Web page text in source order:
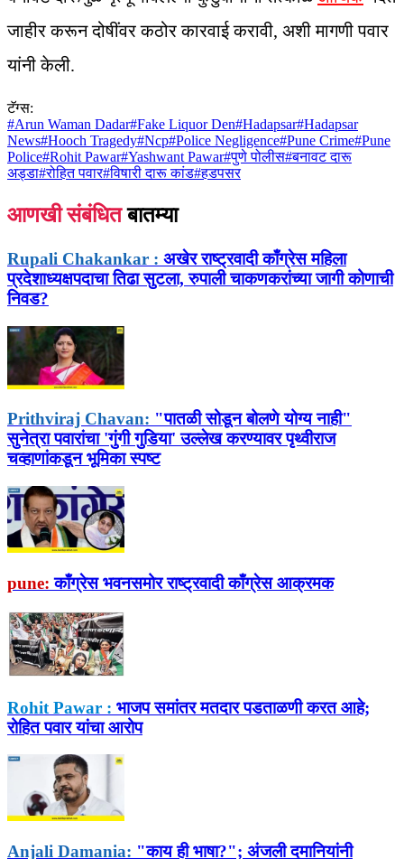
जाहीर करून दोषींवर कठोर कारवाई करावी, अशी मागणी पवार
यांनी केली.
टॅग्स:
#Arun Waman Dadar#Fake Liquor Den#Hadapsar#Hadapsar
News#Hooch Tragedy#Ncp#Police Negligence#Pune Crime#Pune
Police#Rohit Pawar#Yashwant Pawar#पुणे पोलीस#बनावट दारू
अड्डा#रोहित पवार#विषारी दारू कांड#हडपसर
आणखी संबंधित बातम्या
Rupali Chakankar : अखेर राष्ट्रवादी काँग्रेस महिला
प्रदेशाध्यक्षपदाचा तिढा सुटला, रुपाली चाकणकरांच्या जागी कोणाची
निवड?
Prithviraj Chavan: "पातळी सोडून बोलणे योग्य नाही"
सुनेत्रा पवारांचा 'गुंगी गुडिया' उल्लेख करण्यावर पृथ्वीराज
चव्हाणांकडून भूमिका स्पष्ट
pune: काँग्रेस भवनसमोर राष्ट्रवादी काँग्रेस आक्रमक
Rohit Pawar : भाजप समांतर मतदार पडताळणी करत आहे;
रोहित पवार यांचा आरोप
Anjali Damania: "काय ही भाषा?"; अंजली दमानियांनी